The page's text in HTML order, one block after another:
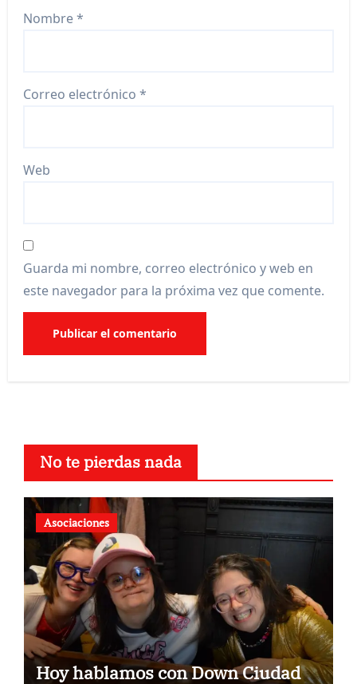
Nombre*
Correo electrónico*
Web
Guarda mi nombre, correo electrónico y web en
este navegador para la próxima vez que comente.
No te pierdas nada
Asociaciones
Hoy hablamos con Down Ciudad